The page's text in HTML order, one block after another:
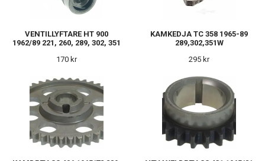
VENTILLYFTARE HT 900
1962/89 221, 260, 289, 302, 351
170 kr
KAMKEDJA TC 358 1965-89
289,302,351W
295 kr